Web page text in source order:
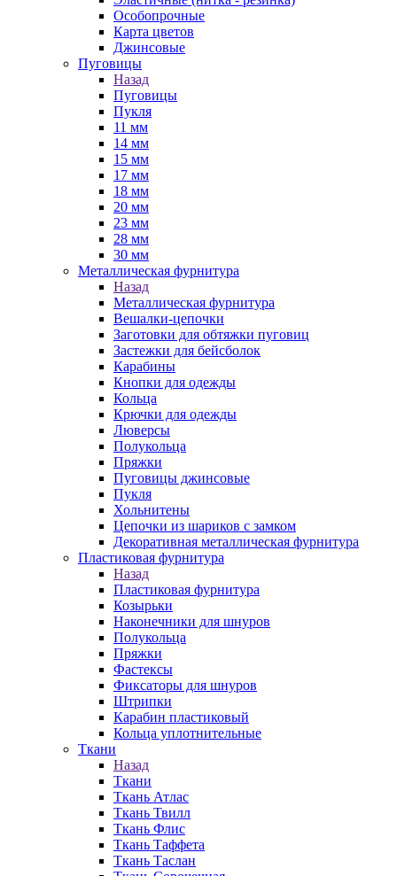
Особопрочные
Карта цветов
Джинсовые
Пуговицы
Назад
Пуговицы
Пукля
11 мм
14 мм
15 мм
17 мм
18 мм
20 мм
23 мм
28 мм
30 мм
Металлическая фурнитура
Назад
Металлическая фурнитура
Вешалки-цепочки
Заготовки для обтяжки пуговиц
Застежки для бейсболок
Карабины
Кнопки для одежды
Кольца
Крючки для одежды
Люверсы
Полукольца
Пряжки
Пуговицы джинсовые
Пукля
Хольнитены
Цепочки из шариков с замком
Декоративная металлическая фурнитура
Пластиковая фурнитура
Назад
Пластиковая фурнитура
Козырьки
Наконечники для шнуров
Полукольца
Пряжки
Фастексы
Фиксаторы для шнуров
Штрипки
Карабин пластиковый
Кольца уплотнительные
Ткани
Назад
Ткани
Ткань Атлас
Ткань Твилл
Ткань Флис
Ткань Таффета
Ткань Таслан